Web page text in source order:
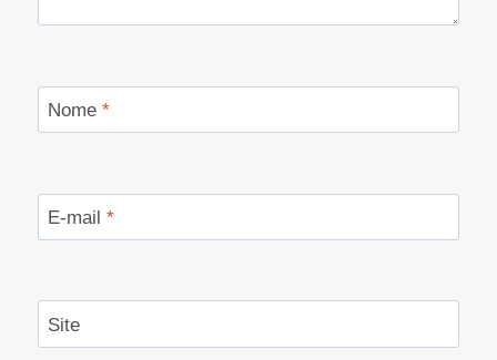
Nome *
E-mail *
Site